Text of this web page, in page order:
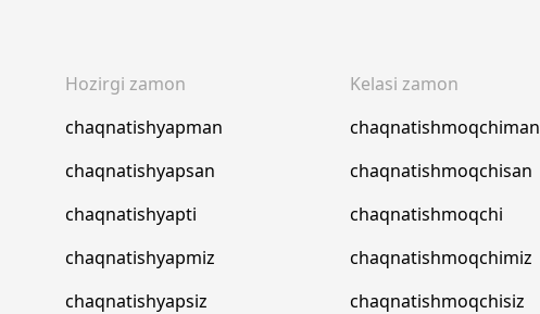
Hozirgi zamon
chaqnatishyapman
chaqnatishyapsan
chaqnatishyapti
chaqnatishyapmiz
chaqnatishyapsiz
Kelasi zamon
chaqnatishmoqchiman
chaqnatishmoqchisan
chaqnatishmoqchi
chaqnatishmoqchimiz
chaqnatishmoqchisiz